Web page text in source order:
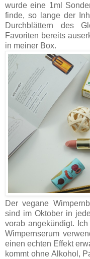
wurde eine 1ml
finde, so lange der
Durchblättern des
Favoriten bereits
in meiner Box.
Der vegane
sind im Oktober in
vorab angekündigt.
Wimpernserum
einen echten Effekt
kommt ohne Alkohol,